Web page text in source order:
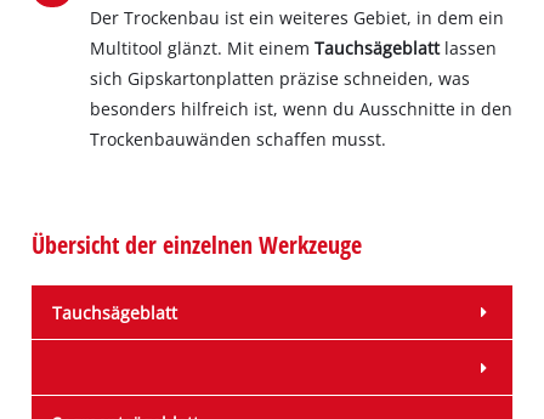
Der Trockenbau ist ein weiteres Gebiet, in dem ein
Multitool glänzt. Mit einem Tauchsägeblattlassen
sich Gipskartonplatten präzise schneiden, was
besonders hilfreich ist, wenn du Ausschnitte in den
Trockenbauwänden schaffen musst.
Übersicht der einzelnen Werkzeuge
Tauchsägeblatt